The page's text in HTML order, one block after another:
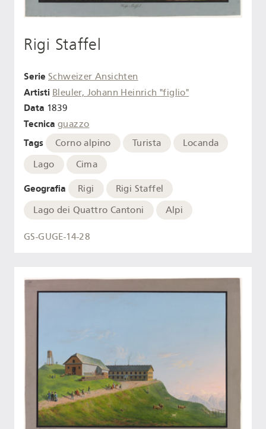
Rigi Staffel
Serie Schweizer Ansichten
Artisti Bleuler, Johann Heinrich "figlio"
Data 1839
Tecnica guazzo
Tags Corno alpino Turista
Locanda
Lago
Cima
Geografia Rigi
Rigi Staffel
Lago dei Quattro Cantoni
Alpi
GS-GUGE-14-28